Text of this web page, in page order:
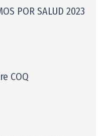
POR SALUD 2023
COQ